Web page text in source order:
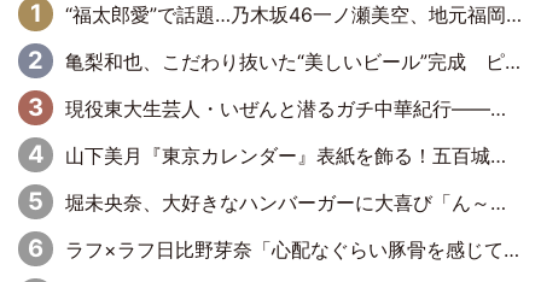
“福太郎愛”で話題…乃木坂46一ノ瀬美空、地元福岡『めんべい25周年トップサポーター』に就任
亀梨和也、こだわり抜いた“美しいビール”完成 ピンクゴールドの色味にも想いを込めて
現役東大生芸人・いぜんと潜るガチ中華紀行――「牙籤肉」「焼猪腰」「錫紙龍蝦尾」これ読めますか？
山下美月『東京カレンダー』表紙を飾る！五百城茉央の朝食グラビアも
堀未央奈、大好きなハンバーガーに大喜び「ん～！めちゃくちゃジューシー！ 」
ラフ×ラフ日比野芽奈「心配なぐらい豚骨を感じていて…このまま握手会はちょっと厳しいかな」